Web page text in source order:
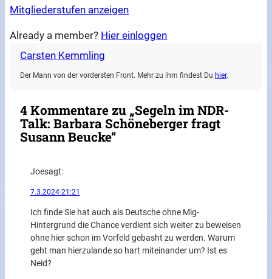
Mitgliederstufen anzeigen
Already a member? Hier einloggen
Carsten Kemmling
Der Mann von der vordersten Front. Mehr zu ihm findest Du hier.
4 Kommentare zu „Segeln im NDR-
Talk: Barbara Schöneberger fragt
Susann Beucke“
Joesagt:
7.3.2024 21:21
Ich finde Sie hat auch als Deutsche ohne Mig-
Hintergrund die Chance verdient sich weiter zu beweisen
ohne hier schon im Vorfeld gebasht zu werden. Warum
geht man hierzulande so hart miteinander um? Ist es
Neid?